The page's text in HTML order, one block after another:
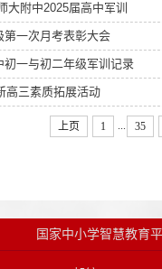
附中2025届高中军训
一次月考表彰大会
一与初二年级军训记录
三素质拓展活动
上页 1 35
国家中小学智慧教育